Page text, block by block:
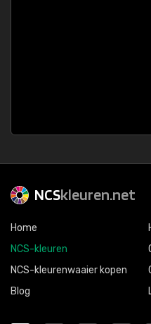
NCSkleuren.net
Home
NCS-kleuren
NCS-kleurenwaaier kopen
Blog